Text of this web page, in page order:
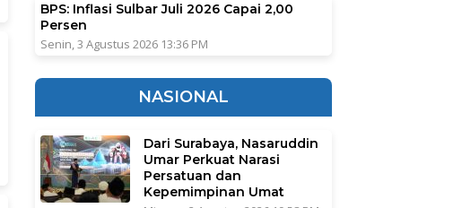
BPS: Inflasi Sulbar Juli 2026 Capai 2,00
Persen
Senin, 3 Agustus 2026 13:36 PM
NASIONAL
Dari Surabaya, Nasaruddin
Umar Perkuat Narasi
Persatuan dan
Kepemimpinan Umat